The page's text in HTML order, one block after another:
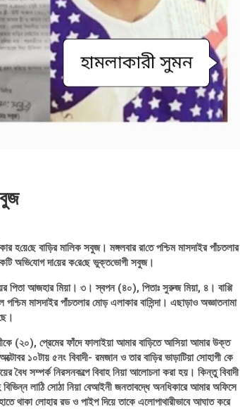
হ‌য়ে‌ছে বা‌ড়ির মা‌লিক সবুজ। মঙ্গলবার রা‌তে পশ্চিম মাসদাইর পাঁচতলার
অ‌ভি‌যোগ দা‌য়ের ক‌রে‌ছে ভুক্ত‌ভোগী সবুজ।
পিতা আজহার মিয়া। ৩। স্বপন (৪০), পিতাঃ সুরুজ মিয়া, ৪। বাপ্পি
মাসদাইর পাঁচতলার মোড় এলাকার বা‌সিন্দা। এছাড়াও অজ্ঞাতনামা
(২০), প্রেমের ফাঁদে ফালাইয়া আমার বাড়িতে আসিয়া আমার উক্ত
১০টায় ৫নং বিবাদী- রমজান ও তার বাড়ির ভাড়াটিয়া সোহাগী কে
বৈধ সম্পর্ক নিরসনকল্পে বিবাহ নিয়া আলোচনা করা হয়। কিন্তু বিবাদী
বিভিন্ন লাঠি সোঠা নিয়া বেআইনী জনতাবদ্ধে অনধিকারে আমার অফিসে
থাকা লোহার রড ও পাইপ দিয়ে তাকে এলোপাথারীভাবে আঘাত করে